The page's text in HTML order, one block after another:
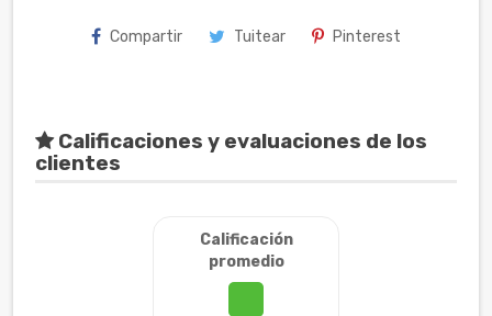
Compartir Tuitear Pinterest
Calificaciones y evaluaciones de los
clientes
Calificación
promedio